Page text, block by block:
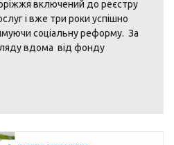
включений до реєстру
і вже три роки успішно
соціальну реформу. За
вдома від фонду